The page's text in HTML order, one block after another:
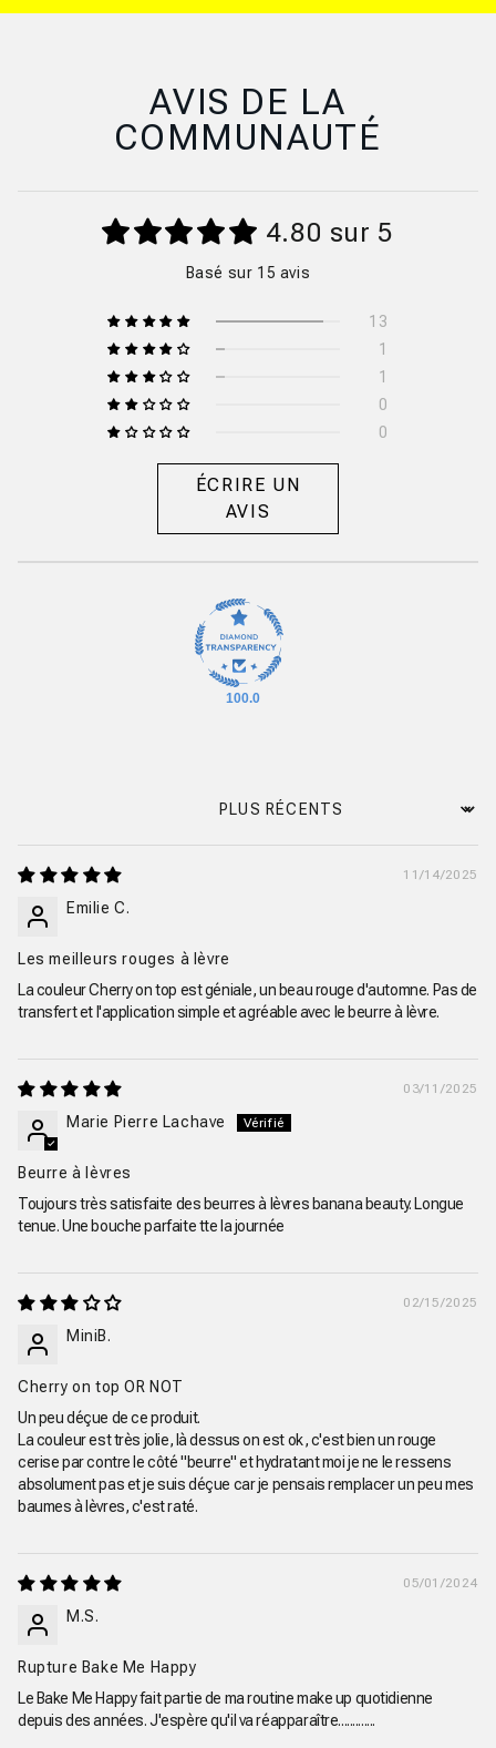
AVIS DE LA
COMMUNAUTÉ
4.80 sur 5
Basé sur 15 avis
13
1
1
0
0
ÉCRIRE UN
AVIS
100.0
Sort by
11/14/2025
Emilie C.
Les meilleurs rouges à lèvre
La couleur Cherry on top est géniale, un beau rouge d'automne. Pas de
transfert et l'application simple et agréable avec le beurre à lèvre.
03/11/2025
Marie Pierre Lachave
Beurre à lèvres
Toujours très satisfaite des beurres à lèvres banana beauty. Longue
tenue. Une bouche parfaite tte la journée
02/15/2025
MiniB.
Cherry on top OR NOT
Un peu déçue de ce produit.
La couleur est très jolie, là dessus on est ok, c'est bien un rouge
cerise par contre le côté "beurre" et hydratant moi je ne le ressens
absolument pas et je suis déçue car je pensais remplacer un peu mes
baumes à lèvres, c'est raté.
05/01/2024
M.S.
Rupture Bake Me Happy
Le Bake Me Happy fait partie de ma routine make up quotidienne
depuis des années. J'espère qu'il va réapparaître.............